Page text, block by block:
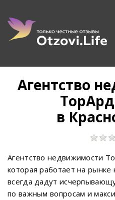
Агентство
в
Агентство недвижимости
которая работает на
всегда дадут
по важным вопросам и